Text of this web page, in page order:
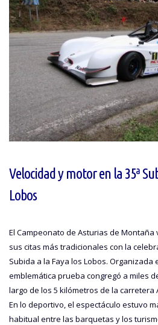
Velocidad y motor en la 35ª
Lobos
El Campeonato de Asturias de
sus citas más tradicionales con la
Subida a la Faya los Lobos. Organizada
emblemática prueba congregó a miles
largo de los 5 kilómetros de la carretera
En lo deportivo, el espectáculo estuvo
habitual entre las barquetas y los